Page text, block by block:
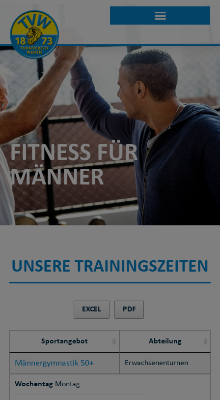
FITNESS FÜR
MÄNNER
UNSERE TRAININGSZEITEN
EXCEL PDF
Sportangebot Abteilung
Männergymnastik 50+ Erwachsenenturnen
Wochentag Montag